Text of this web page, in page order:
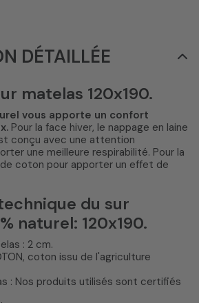
DÉTAILLÉE
matelas 120x190.
vous apporte un confort
Pour la face hiver, le nappage en laine
conçu avec une attention
une meilleure respirabilité. Pour la
coton pour apporter un effet de
du sur
naturel: 120x190.
: 2 cm.
coton issu de l'agriculture
: Nos produits utilisés sont certifiés